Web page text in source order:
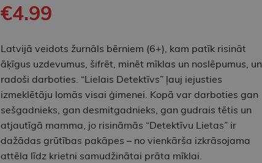
€4.99
Latvijā veidots žurnāls bērniem (6+), kam patīk risināt
āķīgus uzdevumus, šifrēt, minēt mīklas un noslēpumus, un
radoši darboties. “Lielais Detektīvs” ļauj iejusties
izmeklētāju lomās visai ģimenei. Kopā var darboties gan
sešgadnieks, gan desmitgadnieks, gan gudrais tētis un
atjautīgā mamma, jo risināmās “Detektīvu Lietas” ir
dažādas grūtības pakāpes – no vienkārša izkrāsojama
attēla līdz krietni samudžinātai prāta mīklai.